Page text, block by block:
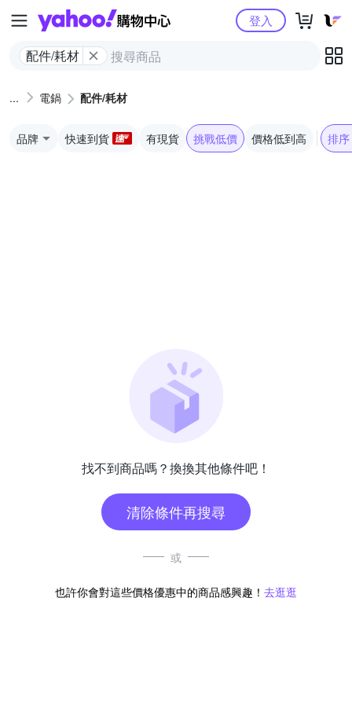
Yahoo購物中心
配件/耗材
登入
電鍋 配件/耗材
品牌 快速到貨 有現貨 挑戰低價 價格低到高 排序
找不到商品嗎？換換其他條件吧！
清除條件再搜尋
或
也許你會對這些價格優惠中的商品感興趣！ 去逛逛